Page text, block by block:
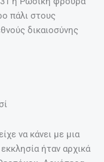
πάλι στους
δικαιοσύνης
να κάνει με μια
ήταν αρχικά